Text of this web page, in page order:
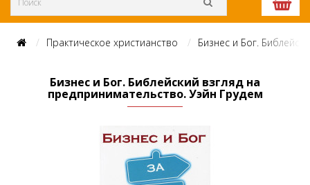
Практическое христианство Бизнес и Бог.
Бизнес и Бог. Библейский взгляд на
предпринимательство. Уэйн Грудем